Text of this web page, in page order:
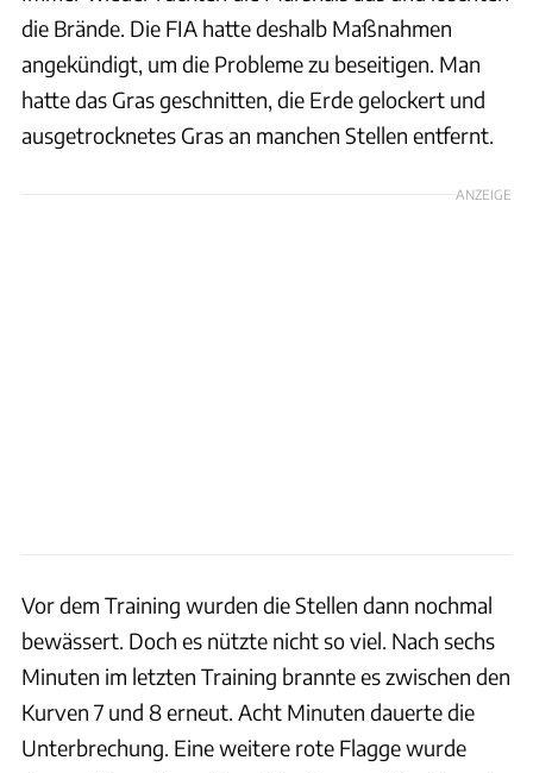
die Brände. Die FIA hatte deshalb Maßnahmen
angekündigt, um die Probleme zu beseitigen. Man
hatte das Gras geschnitten, die Erde gelockert und
ausgetrocknetes Gras an manchen Stellen entfernt.
ANZEIGE
Vor dem Training wurden die Stellen dann nochmal
bewässert. Doch es nützte nicht so viel. Nach sechs
Minuten im letzten Training brannte es zwischen den
Kurven 7 und 8 erneut. Acht Minuten dauerte die
Unterbrechung. Eine weitere rote Flagge wurde